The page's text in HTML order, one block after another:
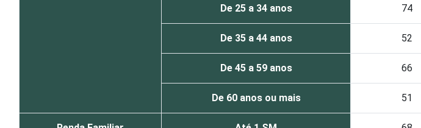
De 25 a 34 anos 74
De 35 a 44 anos 52
De 45 a 59 anos 66
De 60 anos ou mais 51